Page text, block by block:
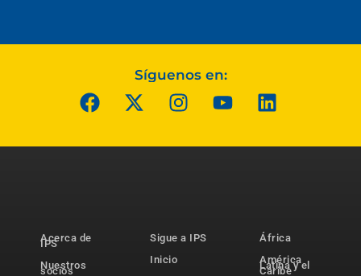
Síguenos en:
Acerca de
IPS
Nuestros
socios
Sigue a IPS
Inicio
África
América
Latina y el
Caribe